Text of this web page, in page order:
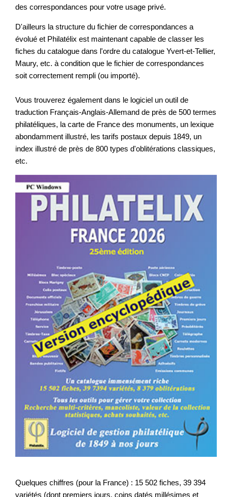
des correspondances pour votre usage privé.
D'ailleurs la structure du fichier de correspondances a
évolué et Philatélix est maintenant capable de classer les
fiches du catalogue dans l'ordre du catalogue Yvert-et-Tellier,
Maury, etc. à condition que le fichier de correspondances
soit correctement rempli (ou importé).
Vous trouverez également dans le logiciel un outil de
traduction Français-Anglais-Allemand de près de 500 termes
philatéliques, la carte de France des monuments, un lexique
abondamment illustré, les tarifs postaux depuis 1849, un
index illustré de près de 800 types d'oblitérations classiques,
etc.
Quelques chiffres (pour la France) : 15 502 fiches, 39 394
variétés (dont premiers jours, coins datés millésimes et